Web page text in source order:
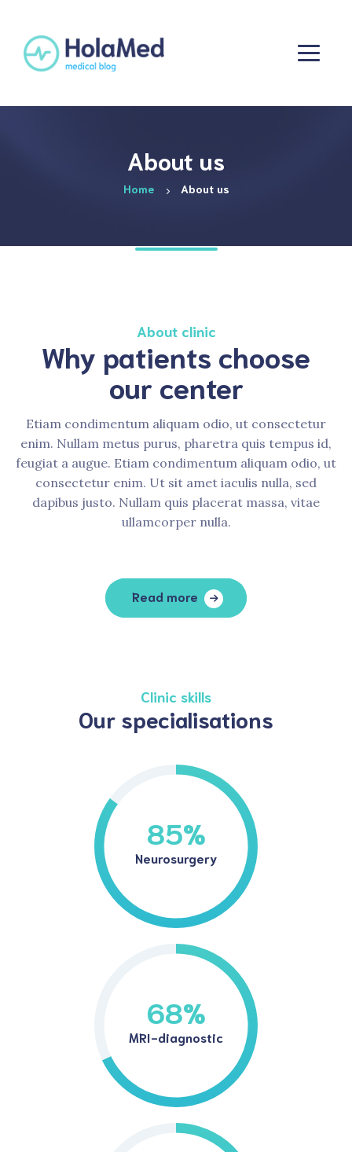
About us
Home About us
About clinic
Why patients choose
our center
Etiam condimentum aliquam odio, ut consectetur
enim. Nullam metus purus, pharetra quis tempus id,
feugiat a augue. Etiam condimentum aliquam odio, ut
consectetur enim. Ut sit amet iaculis nulla, sed
dapibus justo. Nullam quis placerat massa, vitae
ullamcorper nulla.
Read more
Clinic skills
Our specialisations
85%
Neurosurgery
68%
MRI-diagnostic